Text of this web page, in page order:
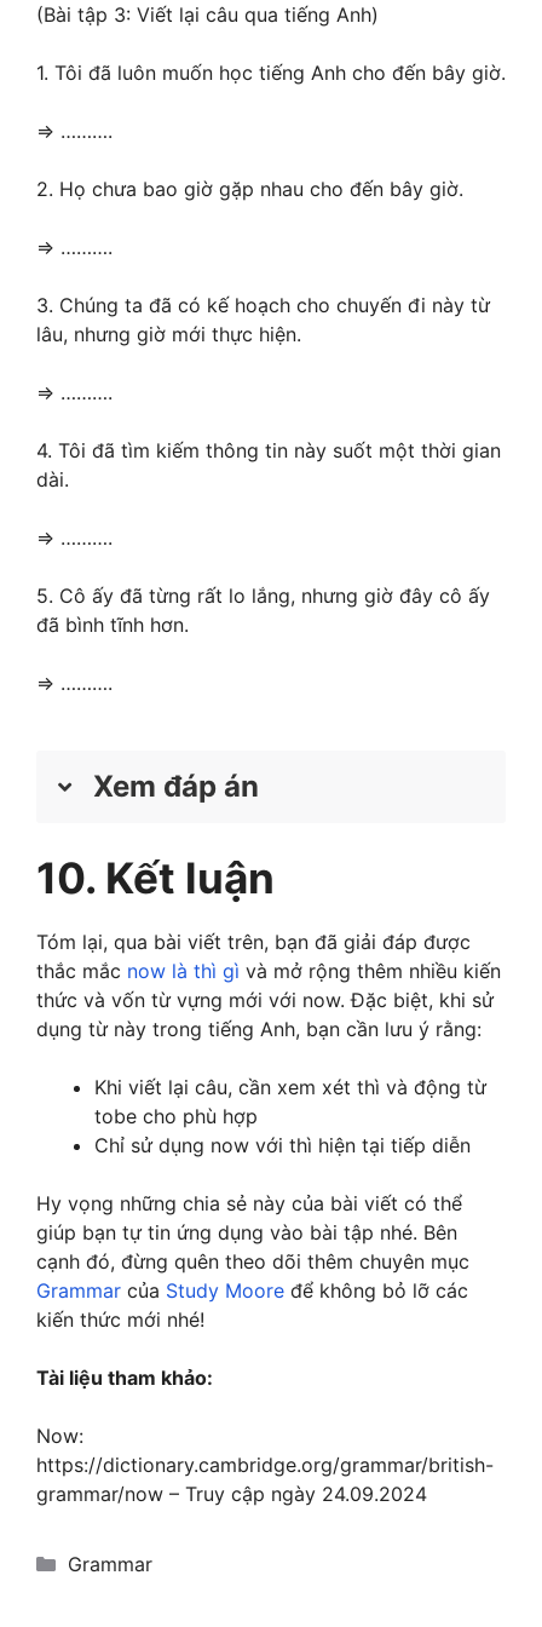
1. A. are / doing
hành động đang
nói.
2. B. is not working
hành động không
Hành động đang
diễn ra ngay bây
Sử dụng thì hiện tại
Dùng thì hiện tại
(Bài tập 3: Viết lại câu qua tiếng Anh)
1. Tôi đã luôn muốn học tiếng Anh cho đến bây giờ.
=> ……….
2. Họ chưa bao giờ gặp nhau cho đến bây giờ.
=> ……….
3. Chúng ta đã có kế hoạch cho chuyến đi này từ
lâu, nhưng giờ mới thực hiện.
=> ……….
4. Tôi đã tìm kiếm thông tin này suốt một thời gian
dài.
=> ……….
5. Cô ấy đã từng rất lo lắng, nhưng giờ đây cô ấy
đã bình tĩnh hơn.
=> ……….
Xem đáp án
I am wanting to learn English now.
với “want” để thể hiện mong muốn đang
diễn ra ngay lúc này.
They are meeting each other now.
→ Giải thích: Câu này chuyển đổi sang thì
hiện tại tiếp diễn để mô tả hành động gặp
gỡ đang diễn ra ngay bây giờ.
We are finally doing this trip now.
→ Giải thích: Sử dụng thì hiện tại tiếp diễn
để thể hiện hành động thực hiện chuyến đi
đang diễn ra tại thời điểm nói.
I am searching for this information
→ Giải thích: Câu này cho thấy hành động
tìm kiếm đang diễn ra ngay lúc nói, vì vậy
10. Kết luận
Tóm lại, qua bài viết trên, bạn đã giải đáp được
thắc mắc now là thì gì và mở rộng thêm nhiều kiến
thức và vốn từ vựng mới với now. Đặc biệt, khi sử
dụng từ này trong tiếng Anh, bạn cần lưu ý rằng:
Khi viết lại câu, cần xem xét thì và động từ
tobe cho phù hợp
Chỉ sử dụng now với thì hiện tại tiếp diễn
Hy vọng những chia sẻ này của bài viết có thể
giúp bạn tự tin ứng dụng vào bài tập nhé. Bên
cạnh đó, đừng quên theo dõi thêm chuyên mục
Grammar của Study Moore để không bỏ lỡ các
kiến thức mới nhé!
Tài liệu tham khảo:
Now:
https://dictionary.cambridge.org/grammar/british-
grammar/now – Truy cập ngày 24.09.2024
Categories
Grammar